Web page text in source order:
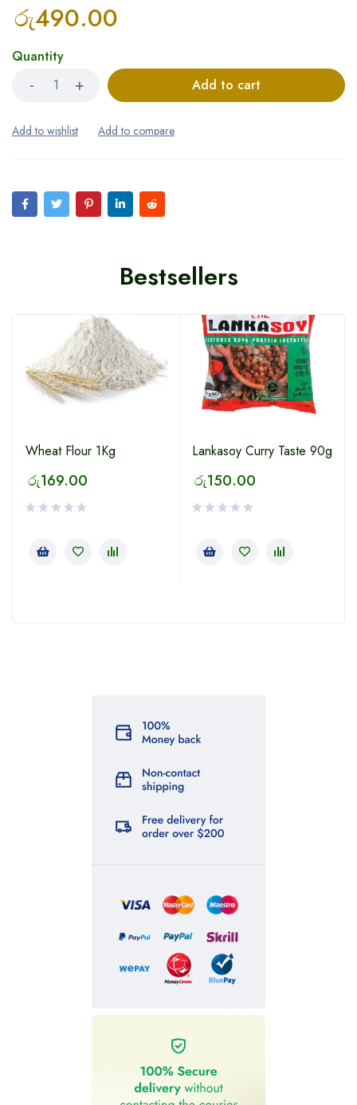
රු490.00
Quantity
Add to cart
Bestsellers
Wheat Flour 1Kg
රු169.00
Lankasoy Curry Taste 90g
රු150.00